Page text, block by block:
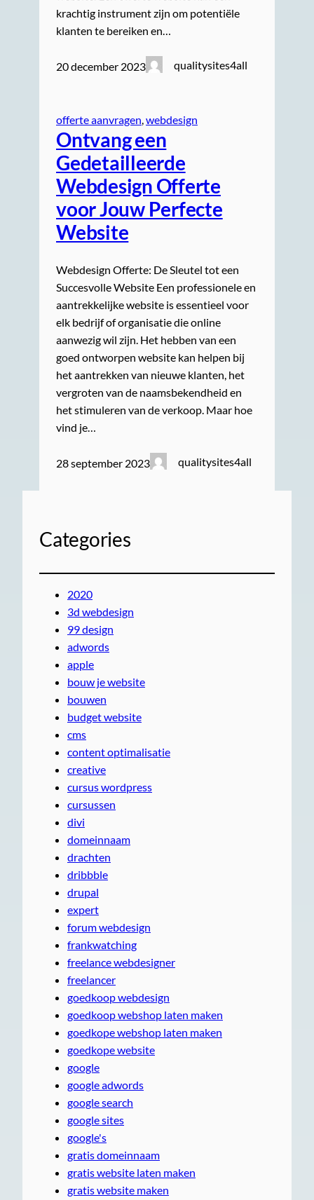
krachtig instrument zijn om potentiële
klanten te bereiken en…
20 december 2023 qualitysites4all
offerte aanvragen webdesign
Ontvang een
Gedetailleerde
Webdesign Offerte
voor Jouw Perfecte
Website
Webdesign Offerte: De Sleutel tot een
Succesvolle Website Een professionele en
aantrekkelijke website is essentieel voor
elk bedrijf of organisatie die online
aanwezig wil zijn. Het hebben van een
goed ontworpen website kan helpen bij
het aantrekken van nieuwe klanten, het
vergroten van de naamsbekendheid en
het stimuleren van de verkoop. Maar hoe
vind je…
28 september 2023 qualitysites4all
Categories
2020
3d webdesign
99 design
adwords
apple
bouw je website
bouwen
budget website
cms
content optimalisatie
creative
cursus wordpress
cursussen
divi
domeinnaam
drachten
dribbble
drupal
expert
forum webdesign
frankwatching
freelance webdesigner
freelancer
goedkoop webdesign
goedkoop webshop laten maken
goedkope webshop laten maken
goedkope website
google
google adwords
google search
google sites
google's
gratis domeinnaam
gratis website laten maken
gratis website maken